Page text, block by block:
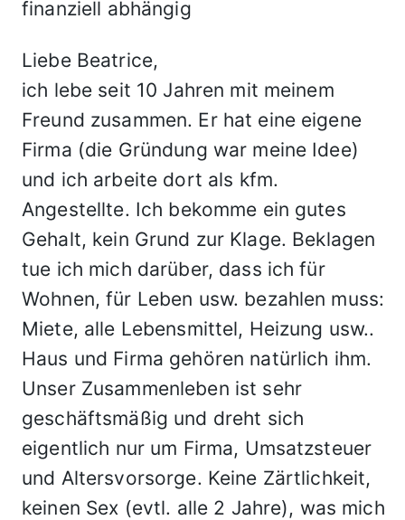
Liebe Beatrice,
ich lebe seit 10 Jahren mit meinem
Freund zusammen. Er hat eine eigene
Firma (die Gründung war meine Idee)
und ich arbeite dort als kfm.
Angestellte. Ich bekomme ein gutes
Gehalt, kein Grund zur Klage. Beklagen
tue ich mich darüber, dass ich für
Wohnen, für Leben usw. bezahlen muss:
Miete, alle Lebensmittel, Heizung usw..
Haus und Firma gehören natürlich ihm.
Unser Zusammenleben ist sehr
geschäftsmäßig und dreht sich
eigentlich nur um Firma, Umsatzsteuer
und Altersvorsorge. Keine Zärtlichkeit,
keinen Sex (evtl. alle 2 Jahre), was mich